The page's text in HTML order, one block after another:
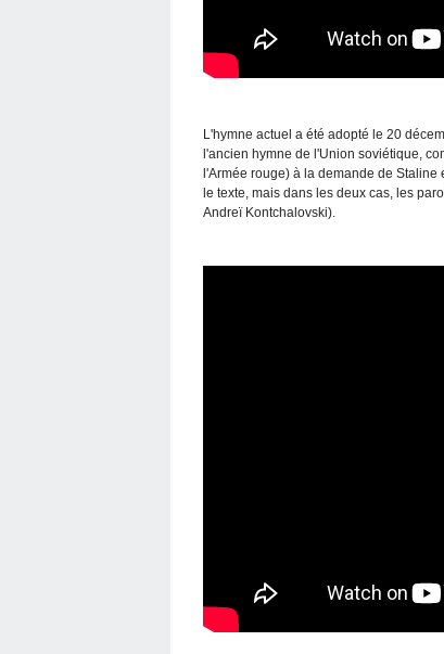
L'hymne actuel a été adopté le 20
l'ancien hymne de l'Union soviétique,
l'Armée rouge) à la demande de
le texte, mais dans les deux cas, les
Andreï Kontchalovski).